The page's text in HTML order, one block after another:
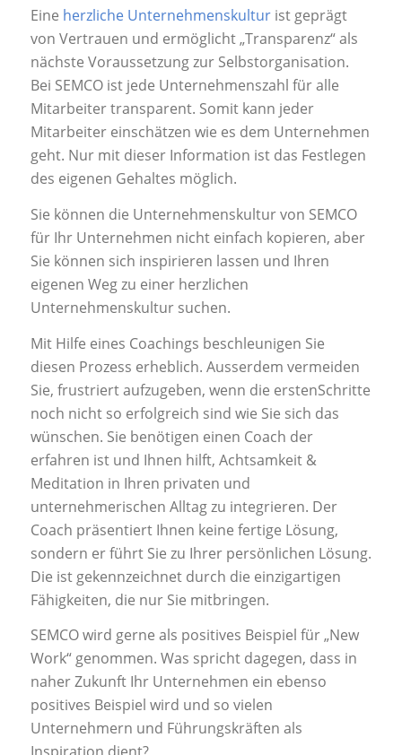
Eine herzliche Unternehmenskulturist geprägt
von Vertrauen und ermöglicht „Transparenz“ als
nächste Voraussetzung zur Selbstorganisation.
Bei SEMCO ist jede Unternehmenszahl für alle
Mitarbeiter transparent. Somit kann jeder
Mitarbeiter einschätzen wie es dem Unternehmen
geht. Nur mit dieser Information ist das Festlegen
des eigenen Gehaltes möglich.
Sie können die Unternehmenskultur von SEMCO
für Ihr Unternehmen nicht einfach kopieren, aber
Sie können sich inspirieren lassen und Ihren
eigenen Weg zu einer herzlichen
Unternehmenskultur suchen.
Mit Hilfe eines Coachings beschleunigen Sie
diesen Prozess erheblich. Ausserdem vermeiden
Sie, frustriert aufzugeben, wenn die erstenSchritte
noch nicht so erfolgreich sind wie Sie sich das
wünschen. Sie benötigen einen Coach der
erfahren ist und Ihnen hilft, Achtsamkeit &
Meditation in Ihren privaten und
unternehmerischen Alltag zu integrieren. Der
Coach präsentiert Ihnen keine fertige Lösung,
sondern er führt Sie zu Ihrer persönlichen Lösung.
Die ist gekennzeichnet durch die einzigartigen
Fähigkeiten, die nur Sie mitbringen.
SEMCO wird gerne als positives Beispiel für „New
Work“ genommen. Was spricht dagegen, dass in
naher Zukunft Ihr Unternehmen ein ebenso
positives Beispiel wird und so vielen
Unternehmern und Führungskräften als